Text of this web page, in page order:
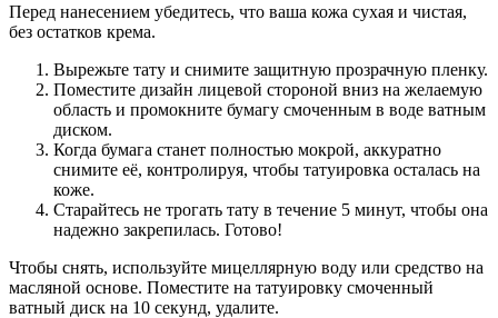
Перед нанесением убедитесь, что ваша кожа сухая и чистая,
без остатков крема.
Вырежьте тату и снимите защитную прозрачную пленку.
Поместите дизайн лицевой стороной вниз на желаемую
область и промокните бумагу смоченным в воде ватным
диском.
Когда бумага станет полностью мокрой, аккуратно
снимите её, контролируя, чтобы татуировка осталась на
коже.
Старайтесь не трогать тату в течение 5 минут, чтобы она
надежно закрепилась. Готово!
Чтобы снять, используйте мицеллярную воду или средство на
масляной основе. Поместите на татуировку смоченный
ватный диск на 10 секунд, удалите.